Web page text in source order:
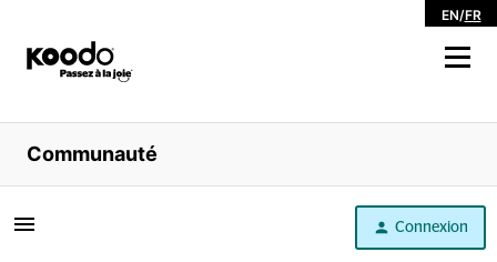
EN/FR
Magasiner
Libre service
Aide
Communauté
Connexion